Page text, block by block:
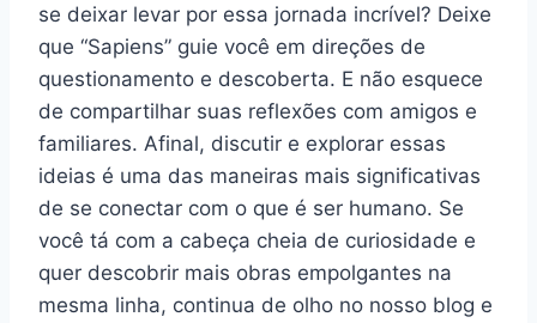
se deixar levar por essa jornada incrível? Deixe
que “Sapiens” guie você em direções de
questionamento e descoberta. E não esquece
de compartilhar suas reflexões com amigos e
familiares. Afinal, discutir e explorar essas
ideias é uma das maneiras mais significativas
de se conectar com o que é ser humano. Se
você tá com a cabeça cheia de curiosidade e
quer descobrir mais obras empolgantes na
mesma linha, continua de olho no nosso blog e